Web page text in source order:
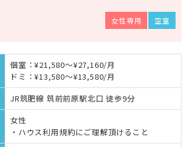
女性専用 空室
個室：¥21,580～¥27,160/月
ドミ：¥13,580～¥13,580/月
JR筑肥線 筑前前原駅北口 徒歩9分
女性
・ハウス利用規約にご理解頂けること